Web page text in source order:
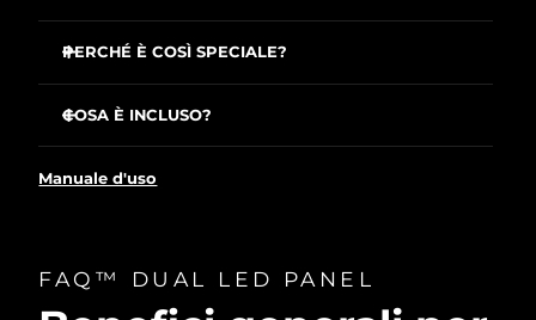
PERCHÉ È COSÌ SPECIALE?
strati profondi per contrastare i segni avanzati
cellulare e la rigenerazione.
stressata.
COSA È INCLUSO?
Occhiali protettivi
Cavo di alimentazione con 4 adattatori
Scheda di istruzioni per il montaggio del supporto
Manuale d'uso
FAQ™ DUAL LED PANEL